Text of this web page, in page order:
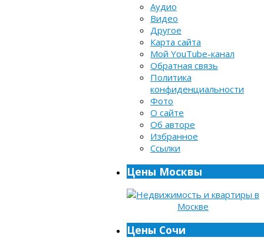
Аудио
Видео
Другое
Карта сайта
Мой YouTube-канал
Обратная связь
Политика
конфиденциальности
Фото
О сайте
Об авторе
Избранное
Ссылки
Цены Москвы
Цены Сочи